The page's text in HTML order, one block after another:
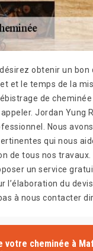
obtenir un bon
et le temps de la
de cheminée
Jordan Yung
Nous
qui nous
de tous nos travaux.
un service
l’élaboration du
à nous contacter
votre cheminée à